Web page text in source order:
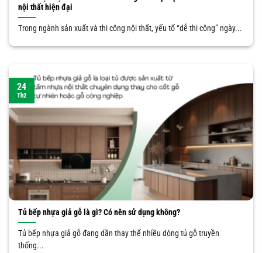
nội thất hiện đại
Trong ngành sản xuất và thi công nội thất, yếu tố “dễ thi công” ngày...
Tủ bếp nhựa giả gỗ là gì? Có nên sử dụng không?
Tủ bếp nhựa giả gỗ đang dần thay thế nhiều dòng tủ gỗ truyền
thống...
24
Th2